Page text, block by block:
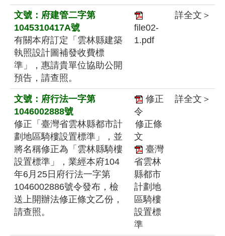
文號：府建管二字第
1045310417A號
有關本府訂定「雲林縣建築
執照設計圖補發收費標
準」，惠請貴單位協助公開
預告，請查照。
file02-
1.pdf
詳全文＞
文號：府行法一字第
1046002888號
修正「臺灣省雲林縣都市計
劃地區騎樓設置標準」，並
將名稱修正為「雲林縣騎樓
設置標準」，業經本府104
年6月25日府行法一字第
1046002886號令發布，檢
送上開辦法修正條文乙份，
請查照。
修正
令
修正條
文
臺灣
省雲林
縣都市
計劃地
區騎樓
設置標
準
詳全文＞